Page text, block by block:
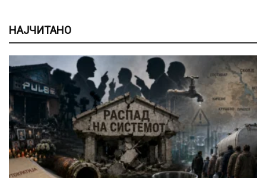
НАЈЧИТАНО